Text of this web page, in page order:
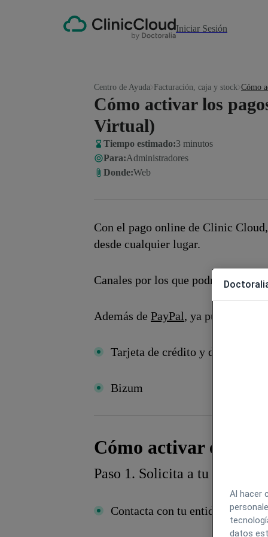
Iniciar Sesión
Centro de Ayuda Facturación, caja y stock Cómo
Cómo activar los
Virtual)
Tiempo estimado:3 minutos
Para:Administradores
Donde:Web
Con el pago online de Clinic
desde cualquier lugar.
Canales por los que podrá pagarte
Además de PayPal, ya puedes
Tarjeta de crédito y débito
Bizum
Cómo activar el
Paso 1. Solicita a tu banco
Contacta con tu entidad
Al hacer
datos